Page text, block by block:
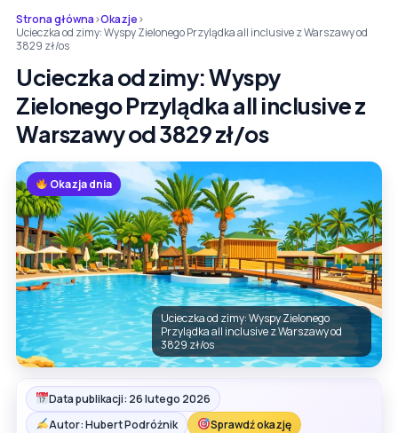
Strona główna›Okazje›
Ucieczka od zimy: Wyspy Zielonego Przylądka all inclusive z Warszawy od
3829 zł/os
Ucieczka od zimy: Wyspy
Zielonego Przylądka all inclusive z
Warszawy od 3829 zł/os
Okazja dnia
Ucieczka od zimy: Wyspy Zielonego
Przylądka all inclusive z Warszawy od
3829 zł/os
Data publikacji: 26 lutego 2026
Autor: Hubert Podróżnik
Sprawdź okazję